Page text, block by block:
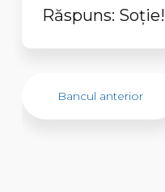
Răspuns: Soţie!
Bancul anterior